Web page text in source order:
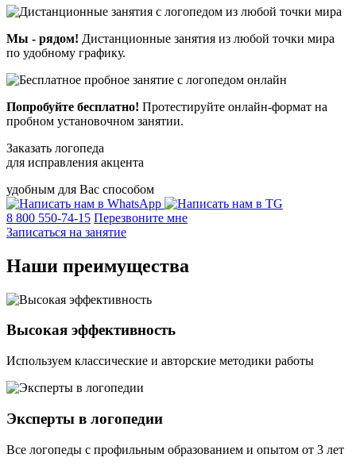
Мы - рядом! Дистанционные занятия из любой точки мира
по удобному графику.
Попробуйте бесплатно! Протестируйте онлайн-формат на
пробном установочном занятии.
Заказать логопеда
для исправления акцента
удобным для Вас способом
8 800 550-74-15 Перезвоните мне
Записаться на занятие
Наши преимущества
Высокая эффективность
Используем классические и авторские методики работы
Эксперты в логопедии
Все логопеды с профильным образованием и опытом от 3 лет